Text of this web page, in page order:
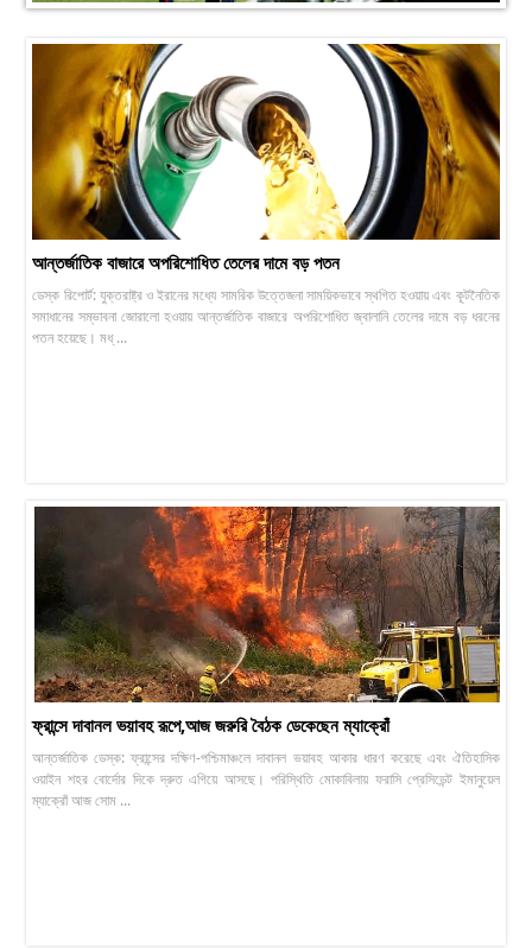
আন্তর্জাতিক বাজারে অপরিশোধিত তেলের দামে বড় পতন
ডেস্ক রিপোর্ট: যুক্তরাষ্ট্র ও ইরানের মধ্যে সামরিক উত্তেজনা সাময়িকভাবে স্থগিত হওয়ায় এবং কূটনৈতিক
সমাধানের সম্ভাবনা জোরালো হওয়ায় আন্তর্জাতিক বাজারে অপরিশোধিত জ্বালানি তেলের দামে বড় ধরনের
পতন হয়েছে। মধ্ ...
ফ্রান্সে দাবানল ভয়াবহ রূপে,আজ জরুরি বৈঠক ডেকেছেন ম্যাক্রোঁ
আন্তর্জাতিক ডেস্ক: ফ্রান্সের দক্ষিণ-পশ্চিমাঞ্চলে দাবানল ভয়াবহ আকার ধারণ করেছে এবং ঐতিহাসিক
ওয়াইন শহর বোর্দোর দিকে দ্রুত এগিয়ে আসছে। পরিস্থিতি মোকাবিলায় ফরাসি প্রেসিডেন্ট ইমানুয়েল
ম্যাক্রোঁ আজ সোম ...